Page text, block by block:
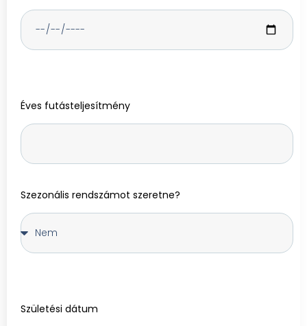
Éves futásteljesítmény
Szezonális rendszámot szeretne?
Születési dátum